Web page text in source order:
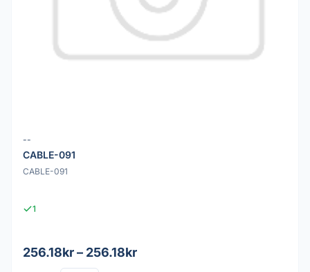
--
CABLE-091
CABLE-091
1
256.18kr – 256.18kr